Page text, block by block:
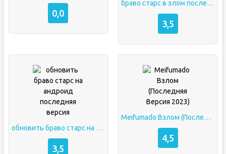
0,0
браво старс в злом последняя версия
3,5
обновить браво старс на андроид последняя версия
3,5
Meifumado Взлом (Последняя Версия 2023)
4,5